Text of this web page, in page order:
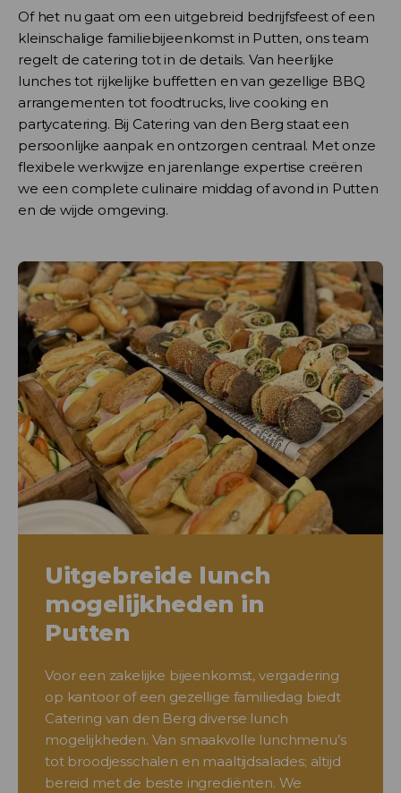
Of het nu gaat om een uitgebreid bedrijfsfeest of een
kleinschalige familiebijeenkomst in Putten, ons team
regelt de catering tot in de details. Van heerlijke
lunches tot rijkelijke buffetten en van gezellige BBQ
arrangementen tot foodtrucks, live cooking en
partycatering. Bij Catering van den Berg staat een
persoonlijke aanpak en ontzorgen centraal. Met onze
flexibele werkwijze en jarenlange expertise creëren
we een complete culinaire middag of avond in Putten
en de wijde omgeving.
Uitgebreide lunch
mogelijkheden in
Putten
Voor een zakelijke bijeenkomst, vergadering
op kantoor of een gezellige familiedag biedt
Catering van den Berg diverse lunch
mogelijkheden. Van smaakvolle lunchmenu’s
tot broodjesschalen en maaltijdsalades; altijd
bereid met de beste ingrediënten. We